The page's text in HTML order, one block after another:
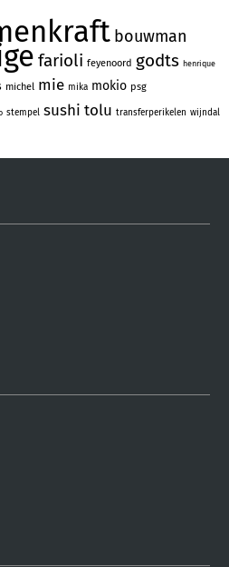
bouwman
farioli feyenoord godts henrique
michel mie mika mokio psg
stempel sushi tolu transferperikelen wijndal